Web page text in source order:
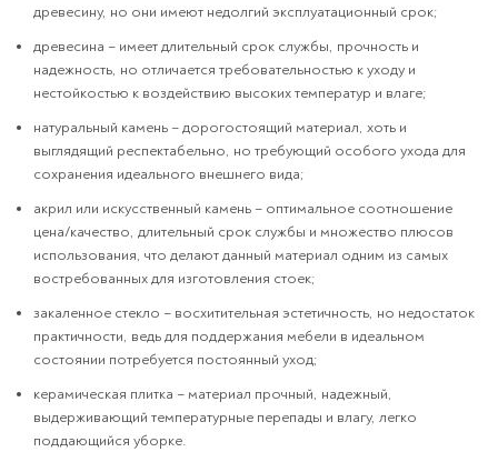
древесину, но они имеют недолгий эксплуатационный срок;
древесина – имеет длительный срок службы, прочность и
надежность, но отличается требовательностью к уходу и
нестойкостью к воздействию высоких температур и влаге;
натуральный камень – дорогостоящий материал, хоть и
выглядящий респектабельно, но требующий особого ухода для
сохранения идеального внешнего вида;
акрил или искусственный камень – оптимальное соотношение
цена/качество, длительный срок службы и множество плюсов
использования, что делают данный материал одним из самых
востребованных для изготовления стоек;
закаленное стекло – восхитительная эстетичность, но недостаток
практичности, ведь для поддержания мебели в идеальном
состоянии потребуется постоянный уход;
керамическая плитка – материал прочный, надежный,
выдерживающий температурные перепады и влагу, легко
поддающийся уборке.